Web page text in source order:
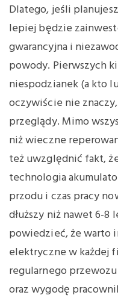
Dlatego, jeśli
lepiej będzie
gwarancyjna i
powody. Pierwszych
niespodzianek (a kto
oczywiście nie
przeglądy. Mimo
niż wieczne
też uwzględnić fakt,
technologia
przodu i czas pracy
dłuższy niż nawet 6-8
powiedzieć, że warto
elektryczne w każdej
regularnego
oraz wygodę